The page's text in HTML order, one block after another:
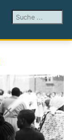
Suchen ...